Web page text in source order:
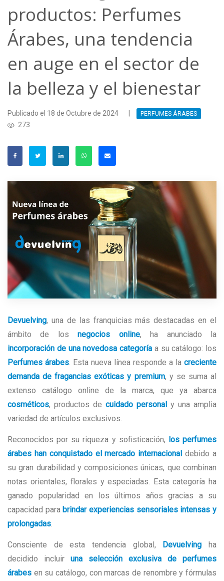
productos: Perfumes
Árabes, una tendencia
en auge en el sector de
la belleza y el bienestar
Publicado el 18 de Octubre de 2024 PERFUMES ÁRABES
273
Devuelving, una de las franquicias más destacadas en el
ámbito de losnegocios online, ha anunciado la
incorporación de una novedosa categoría a su catálogo: los
Perfumes árabes. Esta nueva línea responde a la creciente
demanda de fragancias exóticas y premium, y se suma al
extenso catálogo online de la marca, que ya abarca
cosméticos, productos de cuidado personal y una amplia
variedad de artículos exclusivos.
Reconocidos por su riqueza y sofisticación, los perfumes
árabes han conquistado el mercado internacional debido a
su gran durabilidad y composiciones únicas, que combinan
notas orientales, florales y especiadas. Esta categoría ha
ganado popularidad en los últimos años gracias a su
capacidad parabrindar experiencias sensoriales intensas y
prolongadas.
Consciente de esta tendencia global, Devuelving ha
decidido incluir una selección exclusiva de perfumes
árabes en su catálogo, con marcas de renombre y fórmulas